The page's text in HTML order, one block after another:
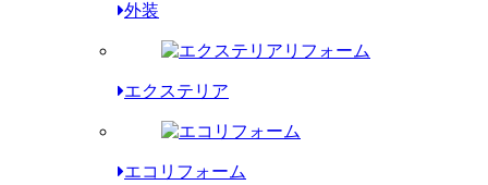
外装
エクステリア
エコリフォーム